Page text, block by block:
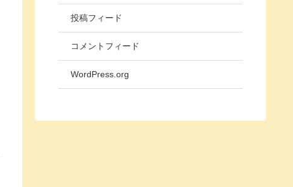
投稿フィード
コメントフィード
WordPress.org